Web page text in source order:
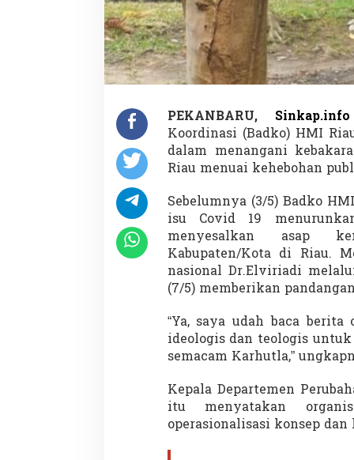
N
a
l
a
r
T
e
l
o
g
s
M
I
h
a
a
p
K
a
h
u
t
l
PEKANBARU, Sinkap.info
Koordinasi (Badko) HMI
dalam menangani
Riau menuai kehebohan
Sebelumnya (3/5) Badko
isu Covid 19
menyesalkan asap
Kabupaten/Kota di Riau.
nasional Dr.Elviriadi
(7/5) memberikan
“Ya, saya udah baca
ideologis dan teologis
semacam Karhutla,”
Kepala Departemen
itu menyatakan
operasionalisasi konsep